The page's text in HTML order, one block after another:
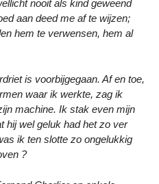
nooit als kind geweend
aan deed me af te wijzen;
hem te verwensen, hem al
is voorbijgegaan. Af en toe,
waar ik werkte, zag ik
machine. Ik stak even mijn
hij wel geluk had het zo ver
ik ten slotte zo ongelukkig
?